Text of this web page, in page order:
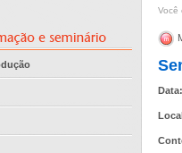
Você
Data: